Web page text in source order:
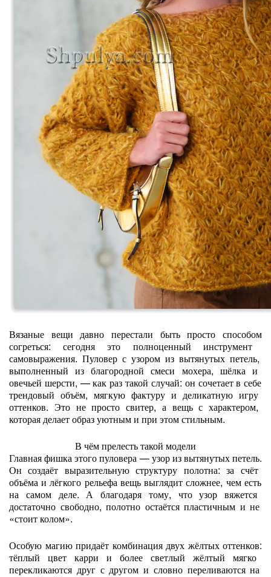
Вязаные вещи давно перестали бытьпросто способом
согреться: сегодня это полноценный инструмент
самовыражения. Пуловер с узором из вытянутых петель,
выполненный из благородной смеси мохера, шёлкаи
овечьей шерсти, — как раз такой случай: он сочетаетв себе
трендовый объём, мягкую фактуру и деликатную игру
оттенков. Этонепросто свитер, авещьс характером,
котораяделаетобразуютными при этомстильным.
В чёмпрелестьтакой модели
Главнаяфишкаэтогопуловера — узоризвытянутыхпетель.
Он создаёт выразительнуюструктуру полотна: за счёт
объёма и лёгкого рельефавещьвыглядит сложнее, чеместь
на самомделе. А благодаря тому, чтоузор вяжется
достаточно свободно, полотно остаётсяпластичным и не
«стоитколом».
Особую магиюпридаёт комбинациядвух жёлтыхоттенков:
тёплый цвет карри и более светлый жёлтый мягко
перекликаются другсдругом и словнопереливаютсяна